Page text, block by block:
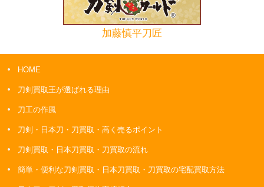
加藤慎平刀匠
HOME
刀剣買取王が選ばれる理由
刀工の作風
刀剣・日本刀・刀買取・高く売るポイント
刀剣買取・日本刀買取・刀買取の流れ
簡単・便利な刀剣買取・日本刀買取・刀買取の宅配買取方法